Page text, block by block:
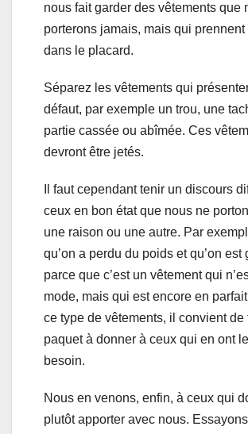
nous fait garder des vêtements que
porterons jamais, mais qui
dans le placard.
Séparez les vêtements qui
défaut, par exemple un trou, une
partie cassée ou abîmée. Ces
devront être jetés.
Il faut cependant tenir un discours
ceux en bon état que nous ne
une raison ou une autre. Par
qu’on a perdu du poids et qu’on est
parce que c’est un vêtement qui
mode, mais qui est encore en
ce type de vêtements, il convient de
paquet à donner à ceux qui en ont
besoin.
Nous en venons, enfin, à ceux qui
plutôt apporter avec nous.